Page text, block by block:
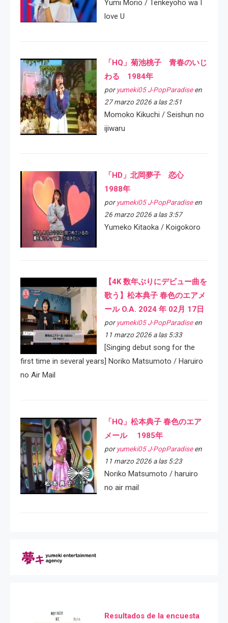
Yumi Morio / Tenkeyoho wa I
love U
「HQ」菊池桃子 青春のいじ
わる 1984年
por yumeki05 J-PopParadiseen
27 marzo 2026 a las 2:51
Momoko Kikuchi / Seishun no
ijiwaru
「HD」北岡夢子 恋心
1988年
por yumeki05 J-PopParadiseen
26 marzo 2026 a las 3:57
Yumeko Kitaoka / Koigokoro
【4K 数年ぶりにデビュー曲を
歌う】松本典子 春色のエアメ
ール O.A. 2024 年 02月 17日
por yumeki05 J-PopParadiseen
11 marzo 2026 a las 5:33
[Singing debut song for the
first time in several years] Noriko Matsumoto / Haruiro
no Air Mail
「HQ」松本典子 春色のエア
メール 1985年
por yumeki05 J-PopParadiseen
11 marzo 2026 a las 5:23
Noriko Matsumoto / haruiro
no air mail
Resultados de la encuesta